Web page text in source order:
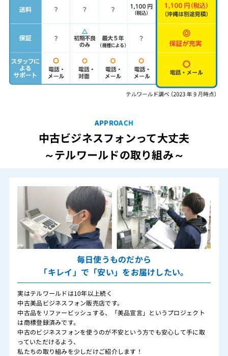
APPROACH
中古ビジネスフォンって大丈夫
～テルワールドの取り組み～
毎日使うものだから
「キレイ」で「安い」をお届けしたい。
実はテルワールドは10年以上続く
中古美品ビジネスフォン販売店です。
中古品をリファービッシュする、「美品宣言」というプロジェクト
は商標登録済みです。
中古のビジネスフォンを使うのが不安という方でも安心して手に取
っていただけるよう、
私たちの取り組みを少しだけご紹介します！